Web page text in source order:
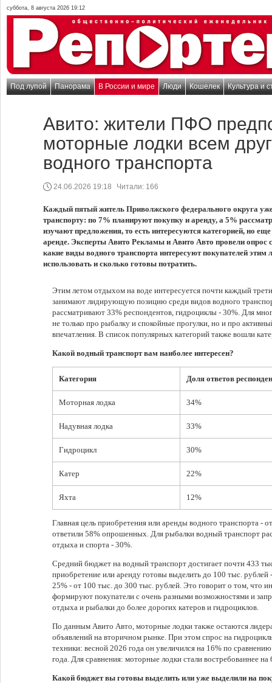
суббота, 8 августа 2026 19:12
Под лупой Панорама В России и мире Люди Кошелек Культура и
Авито: жители ПФО
моторные лодки всем
водного транспорта
24.06.2026 19:18 Читали: 166
Каждый пятый житель Приволжского федерального округа
транспорту: по 7% планируют покупку и аренду, а 5%
изучают предложения, то есть интересуются категорией, но
аренде. Эксперты Авито Рекламы и Авито Авто провели
какие виды водного транспорта интересуют покупателей этим
использовать и сколько готовы потратить.
Этим летом отдыхом на воде интересуется почти каждый
занимают лидирующую позицию среди видов водного
рассматривают 33% респондентов, гидроциклы - 30%. Для
не только про рыбалку и спокойные прогулки, но и про
впечатления. В список популярных категорий также вошли
Какой водный транспорт вам наиболее интересен?
Категория Доля ответов
Моторная лодка 34%
Надувная лодка 33%
Гидроцикл 30%
Катер 22%
Яхта 12%
Главная цель приобретения или аренды водного транспорта -
ответили 58% опрошенных. Для рыбалки водный транспорт
отдыха и спорта - 30%.
Средний бюджет на водный транспорт достигает почти 433
приобретение или аренду готовы выделить до 100 тыс. рублей
25% - от 100 тыс. до 300 тыс. рублей. Это говорит о том, что
формируют покупатели с очень разными возможностями и
отдыха и рыбалки до более дорогих катеров и гидроциклов.
По данным Авито Авто, моторные лодки также остаются
объявлений на вторичном рынке. При этом спрос на
техники: весной 2026 года он увеличился на 16% по
года. Для сравнения: моторные лодки стали востребованнее на
Какой бюджет вы готовы выделить или уже выделили на